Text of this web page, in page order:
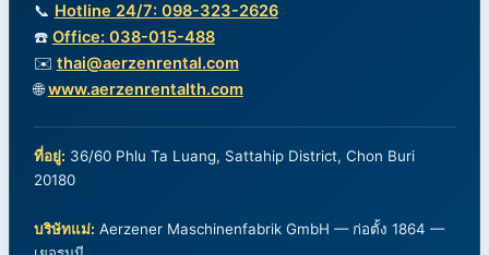
📞 Hotline 24/7: 098-323-2626
☎️ Office: 038-015-488
✉️ thai@aerzenrental.com
🌐www.aerzenrentalth.com
ที่อยู่: 36/60 Phlu Ta Luang, Sattahip District, Chon Buri
20180
บริษัทแม่: Aerzener Maschinenfabrik GmbH — ก่อตั้ง 1864 —